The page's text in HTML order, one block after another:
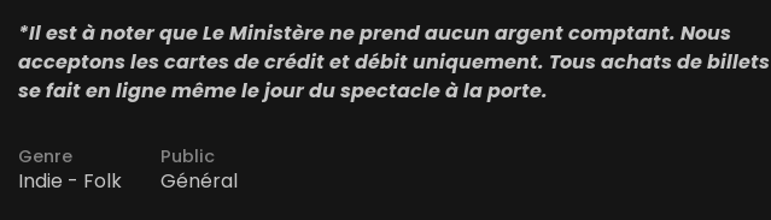
*Il est à noter que Le Ministère ne prend aucun argent comptant. Nous
acceptons les cartes de crédit et débit uniquement. Tous achats de billets
se fait en ligne même le jour du spectacle à la porte.
Genre
Indie - Folk
Public
Général